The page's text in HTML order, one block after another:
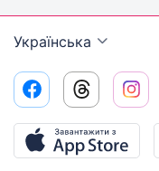
Українська